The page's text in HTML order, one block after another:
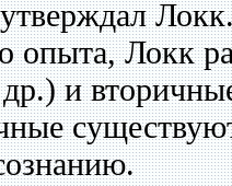
опыта, Локк
и